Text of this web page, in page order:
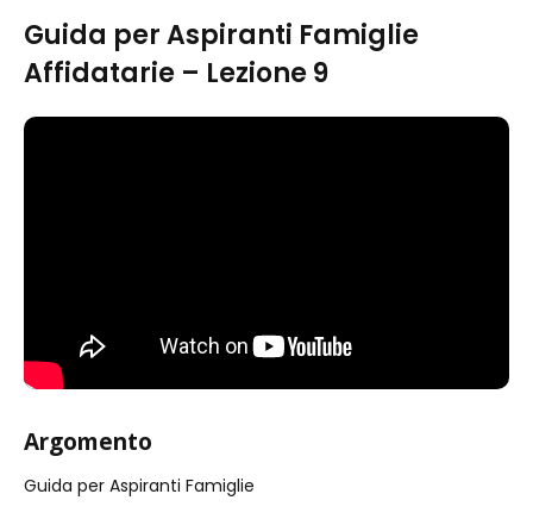
Guida per Aspiranti Famiglie
Affidatarie – Lezione 9
Argomento
Guida per Aspiranti Famiglie